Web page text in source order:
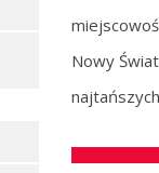
Nowy